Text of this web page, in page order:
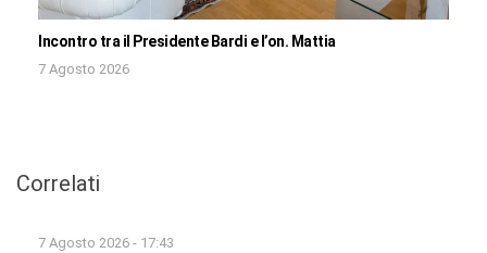
Incontro tra il Presidente Bardi e l’on. Mattia
7 Agosto 2026
Correlati
7 Agosto 2026 - 17:43